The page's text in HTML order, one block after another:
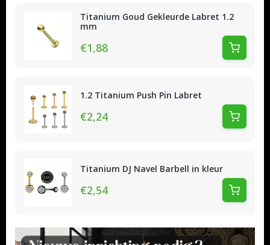
Titanium Goud Gekleurde Labret 1.2
mm
€1,88
1.2 Titanium Push Pin Labret
€2,24
Titanium DJ Navel Barbell in kleur
€2,54